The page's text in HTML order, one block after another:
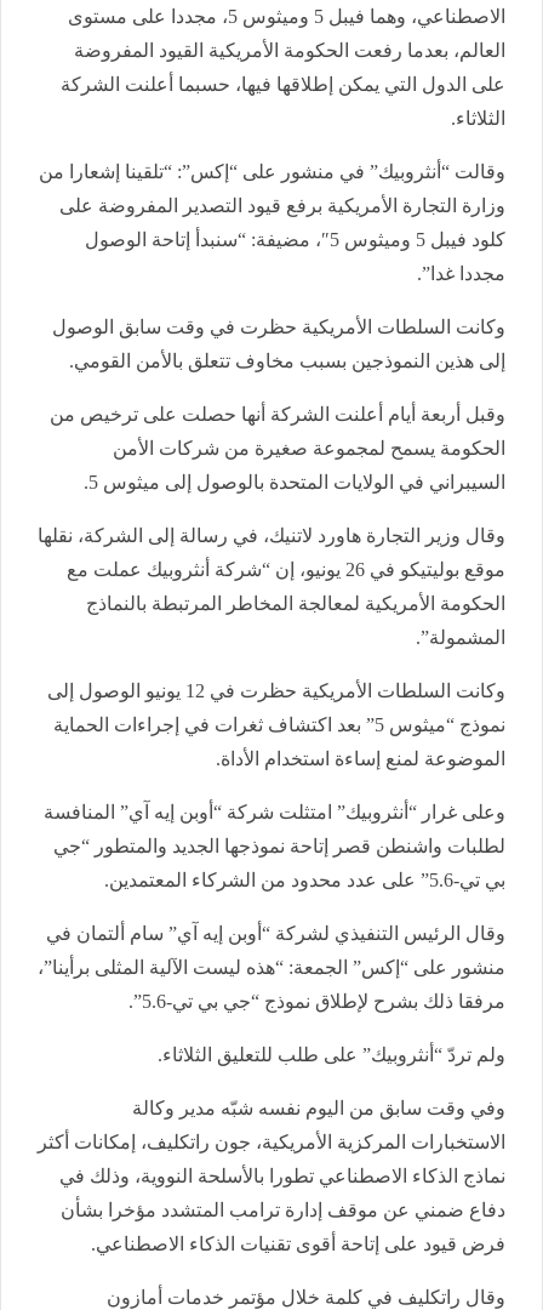
الاصطناعي، وهما فيبل 5 وميثوس 5، مجددا على مستوى
العالم، بعدما رفعت الحكومة الأمريكية القيود المفروضة
على الدول التي يمكن إطلاقها فيها، حسبما أعلنت الشركة
الثلاثاء.
وقالت “أنثروبيك” في منشور على “إكس”: “تلقينا إشعارا من
وزارة التجارة الأمريكية برفع قيود التصدير المفروضة على
كلود فيبل 5 وميثوس 5″، مضيفة: “سنبدأ إتاحة الوصول
مجددا غدا”.
وكانت السلطات الأمريكية حظرت في وقت سابق الوصول
إلى هذين النموذجين بسبب مخاوف تتعلق بالأمن القومي.
وقبل أربعة أيام أعلنت الشركة أنها حصلت على ترخيص من
الحكومة يسمح لمجموعة صغيرة من شركات الأمن
السيبراني في الولايات المتحدة بالوصول إلى ميثوس 5.
وقال وزير التجارة هاورد لاتنيك، في رسالة إلى الشركة، نقلها
موقع بوليتيكو في 26 يونيو، إن “شركة أنثروبيك عملت مع
الحكومة الأمريكية لمعالجة المخاطر المرتبطة بالنماذج
المشمولة”.
وكانت السلطات الأمريكية حظرت في 12 يونيو الوصول إلى
نموذج “ميثوس 5” بعد اكتشاف ثغرات في إجراءات الحماية
الموضوعة لمنع إساءة استخدام الأداة.
وعلى غرار “أنثروبيك” امتثلت شركة “أوبن إيه آي” المنافسة
لطلبات واشنطن قصر إتاحة نموذجها الجديد والمتطور “جي
بي تي-5.6” على عدد محدود من الشركاء المعتمدين.
وقال الرئيس التنفيذي لشركة “أوبن إيه آي” سام ألتمان في
منشور على “إكس” الجمعة: “هذه ليست الآلية المثلى برأينا”،
مرفقا ذلك بشرح لإطلاق نموذج “جي بي تي-5.6”.
ولم تردّ “أنثروبيك” على طلب للتعليق الثلاثاء.
وفي وقت سابق من اليوم نفسه شبّه مدير وكالة
الاستخبارات المركزية الأمريكية، جون راتكليف، إمكانات أكثر
نماذج الذكاء الاصطناعي تطورا بالأسلحة النووية، وذلك في
دفاع ضمني عن موقف إدارة ترامب المتشدد مؤخرا بشأن
فرض قيود على إتاحة أقوى تقنيات الذكاء الاصطناعي.
وقال راتكليف في كلمة خلال مؤتمر خدمات أمازون